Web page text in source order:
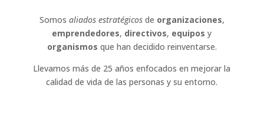
Somos aliados estratégicosde organizaciones,
emprendedores, directivos, equipos y
organismos que han decidido reinventarse.
Llevamos más de 25 años enfocados en mejorar la
calidad de vida de las personas y su entorno.